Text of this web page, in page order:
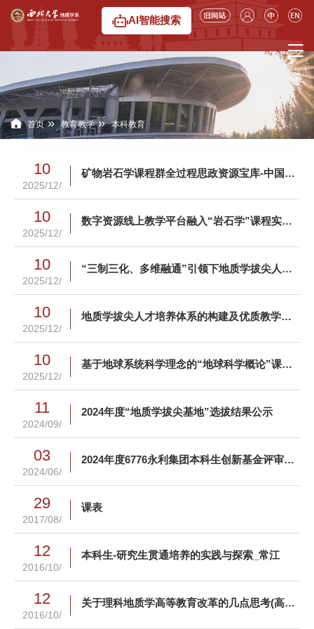
6776永利集团
AI智能搜索
首页 » 教育教学 » 本科教育
10
2025/12/
矿物岩石学课程群全过程思政资源宝库-中国新发现矿物的育人价值发掘与教学实践-康磊
10
2025/12/
数字资源线上教学平台融入“岩石学”课程实习的建设和探索-李红
10
2025/12/
“三制三化、多维融通”引领下地质学拔尖人才培养模式改革与实践——以yl6776永利集团为例-张志飞
10
2025/12/
地质学拔尖人才培养体系的构建及优质教学资源校际共建共享-朱韧之
10
2025/12/
基于地球系统科学理念的“地球科学概论”课程 改革与探索-孙圣思
11
2024/09/
2024年度“地质学拔尖基地”选拔结果公示
03
2024/06/
2024年度6776永利集团本科生创新基金评审结果公布
29
2017/08/
课表
12
2016/10/
本科生-研究生贯通培养的实践与探索_常江
12
2016/10/
关于理科地质学高等教育改革的几点思考(高等理科教育)